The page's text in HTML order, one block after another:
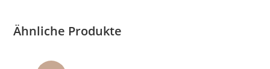
Ähnliche Produkte